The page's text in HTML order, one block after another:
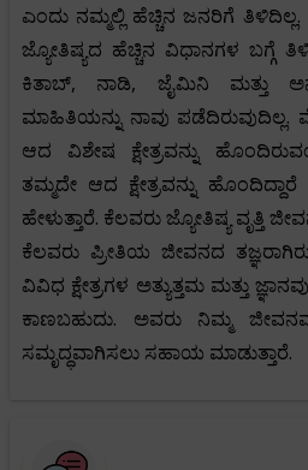
ಎಂದು ನಮ್ಮಲ್ಲಿ ಹೆಚ್ಚಿನ ಜನರಿಗೆ
ಜ್ಯೋತಿಷ್ಯದ ಹೆಚ್ಚಿನ ವಿಧಾನಗಳ ಬಗ್ಗೆ
ಕಿತಾಬ್, ನಾಡಿ, ಜೈಮಿನಿ ಮತ್ತು
ಮಾಹಿತಿಯನ್ನು ನಾವು ಪಡೆದಿರುವುದಿಲ್ಲ.
ಆದ ವಿಶೇಷ ಕ್ಷೇತ್ರವನ್ನು
ತಮ್ಮದೇ ಆದ ಕ್ಷೇತ್ರವನ್ನು
ಹೇಳುತ್ತಾರೆ. ಕೆಲವರು ಜ್ಯೋತಿಷ್ಯ ವೃತ್ತಿ
ಕೆಲವರು ಪ್ರೀತಿಯ ಜೀವನದ
ವಿವಿಧ ಕ್ಷೇತ್ರಗಳ ಅತ್ಯುತ್ತಮ ಮತ್ತು
ಕಾಣಬಹುದು. ಅವರು ನಿಮ್ಮ
ಸಮೃದ್ಧವಾಗಿಸಲು ಸಹಾಯ ಮಾಡುತ್ತಾರೆ.